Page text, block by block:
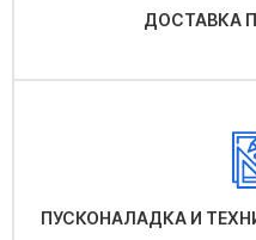
ДОСТАВКА
ПУСКОНАЛАДКА И